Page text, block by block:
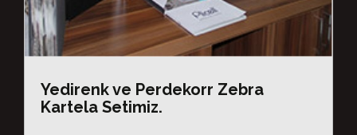
Yedirenk ve Perdekorr Zebra
Kartela Setimiz.